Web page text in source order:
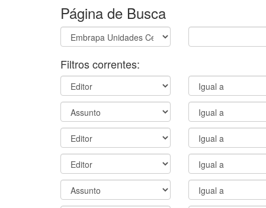
Página de Busca
Filtros correntes: